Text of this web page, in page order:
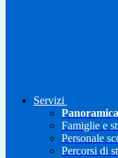
Servizi
Panoramica
Famiglie e
Personale
Percorsi di